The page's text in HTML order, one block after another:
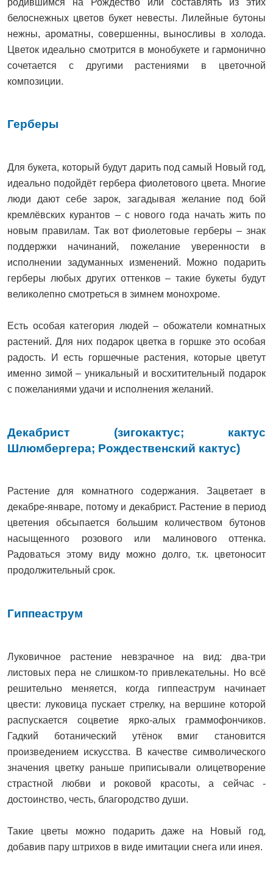
белоснежных цветов букет невесты. Лилейные бутоны
нежны, ароматны, совершенны, выносливы в холода.
Цветок идеально смотрится в монобукете и гармонично
сочетается с другими растениями в цветочной
композиции.
Герберы
Для букета, который будут дарить под самый Новый год,
идеально подойдёт гербера фиолетового цвета. Многие
люди дают себе зарок, загадывая желание под бой
кремлёвских курантов – с нового года начать жить по
новым правилам. Так вот фиолетовые герберы – знак
поддержки начинаний, пожелание уверенности в
исполнении задуманных изменений. Можно подарить
герберы любых других оттенков – такие букеты будут
великолепно смотреться в зимнем монохроме.
Есть особая категория людей – обожатели комнатных
растений. Для них подарок цветка в горшке это особая
радость. И есть горшечные растения, которые цветут
именно зимой – уникальный и восхитительный подарок
с пожеланиями удачи и исполнения желаний.
Декабрист (зигокактус; кактус
Шлюмбергера; Рождественский кактус)
Растение для комнатного содержания. Зацветает в
декабре-январе, потому и декабрист. Растение в период
цветения обсыпается большим количеством бутонов
насыщенного розового или малинового оттенка.
Радоваться этому виду можно долго, т.к. цветоносит
продолжительный срок.
Гиппеаструм
Луковичное растение невзрачное на вид: два-три
листовых пера не слишком-то привлекательны. Но всё
решительно меняется, когда гиппеаструм начинает
цвести: луковица пускает стрелку, на вершине которой
распускается соцветие ярко-алых граммофончиков.
Гадкий ботанический утёнок вмиг становится
произведением искусства. В качестве символического
значения цветку раньше приписывали олицетворение
страстной любви и роковой красоты, а сейчас -
достоинство, честь, благородство души.
Такие цветы можно подарить даже на Новый год,
добавив пару штрихов в виде имитации снега или инея.